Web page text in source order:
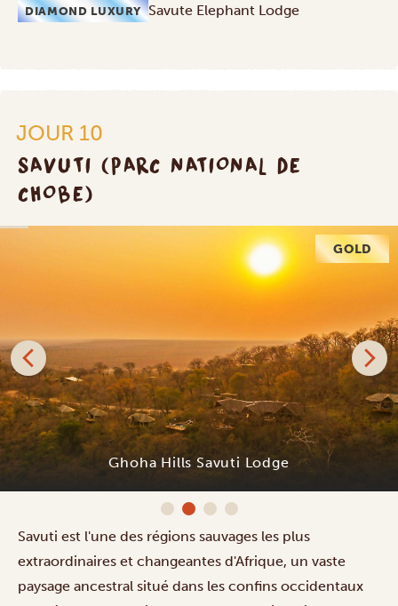
DIAMOND LUXURY Savute Elephant Lodge
JOUR 10
SAVUTI (PARC NATIONAL DE
CHOBE)
GOLD
Ghoha Hills Savuti Lodge
Savuti est l'une des régions sauvages les plus
extraordinaires et changeantes d'Afrique, un vaste
paysage ancestral situé dans les confins occidentaux